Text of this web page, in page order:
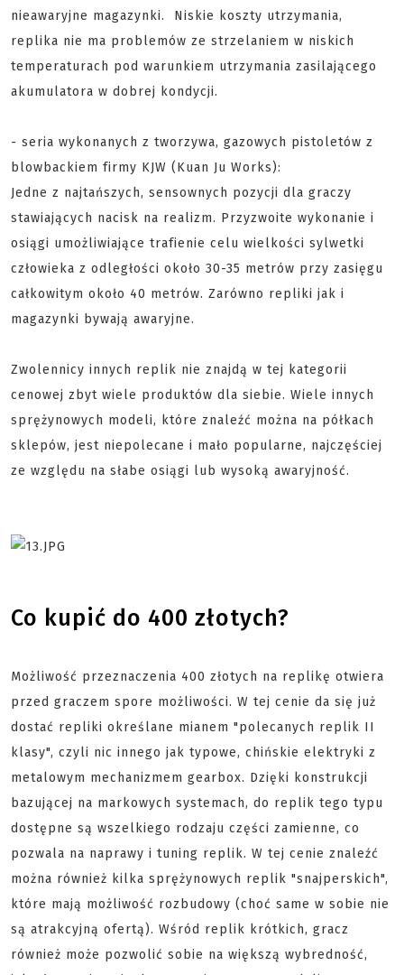
nieawaryjne magazynki. Niskie koszty utrzymania,
replika nie ma problemów ze strzelaniem w niskich
temperaturach pod warunkiem utrzymania zasilającego
akumulatora w dobrej kondycji.
- seria wykonanych z tworzywa, gazowych pistoletów z
blowbackiem firmy KJW (Kuan Ju Works):
Jedne z najtańszych, sensownych pozycji dla graczy
stawiających nacisk na realizm. Przyzwoite wykonanie i
osiągi umożliwiające trafienie celu wielkości sylwetki
człowieka z odległości około 30-35 metrów przy zasięgu
całkowitym około 40 metrów. Zarówno repliki jak i
magazynki bywają awaryjne.
Zwolennicy innych replik nie znajdą w tej kategorii
cenowej zbyt wiele produktów dla siebie. Wiele innych
sprężynowych modeli, które znaleźć można na półkach
sklepów, jest niepolecane i mało popularne, najczęściej
ze względu na słabe osiągi lub wysoką awaryjność.
Co kupić do 400 złotych?
Możliwość przeznaczenia 400 złotych na replikę otwiera
przed graczem spore możliwości. W tej cenie da się już
dostać repliki określane mianem "polecanych replik II
klasy", czyli nic innego jak typowe, chińskie elektryki z
metalowym mechanizmem gearbox. Dzięki konstrukcji
bazującej na markowych systemach, do replik tego typu
dostępne są wszelkiego rodzaju części zamienne, co
pozwala na naprawy i tuning replik. W tej cenie znaleźć
można również kilka sprężynowych replik "snajperskich",
które mają możliwość rozbudowy (choć same w sobie nie
są atrakcyjną ofertą). Wśród replik krótkich, gracz
również może pozwolić sobie na większą wybredność,